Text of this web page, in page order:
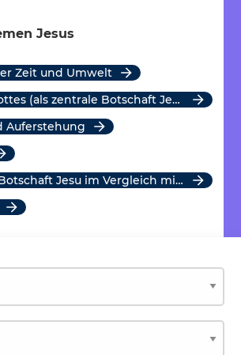
Jesus
Zeit und Umwelt
(als zentrale Botschaft Jesu)
Auferstehung
Jesu im Vergleich mit anderen Religionen